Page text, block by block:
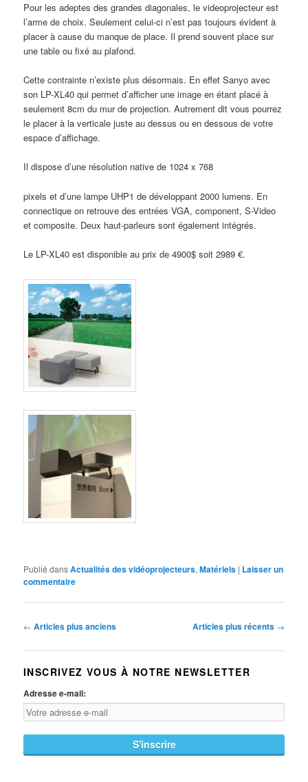
Pour les adeptes des grandes diagonales, le videoprojecteur est
l’arme de choix. Seulement celui-ci n’est pas toujours évident à
placer à cause du manque de place. Il prend souvent place sur
une table ou fixé au plafond.
Cette contrainte n’existe plus désormais. En effet Sanyo avec
son LP-XL40 qui permet d’afficher une image en étant placé à
seulement 8cm du mur de projection. Autrement dit vous pourrez
le placer à la verticale juste au dessus ou en dessous de votre
espace d’affichage.
Il dispose d’une résolution native de 1024 x 768
pixels et d’une lampe UHP1 de développant 2000 lumens. En
connectique on retrouve des entrées VGA, component, S-Video
et composite. Deux haut-parleurs sont également intégrés.
Le LP-XL40 est disponible au prix de 4900$ soit 2989 €.
Publié dansActualités des vidéoprojecteurs,Matériels | Laisser un
commentaire
Navigation des articles
← Articles plus anciens Articles plus récents →
INSCRIVEZ VOUS À NOTRE NEWSLETTER
Adresse e-mail: